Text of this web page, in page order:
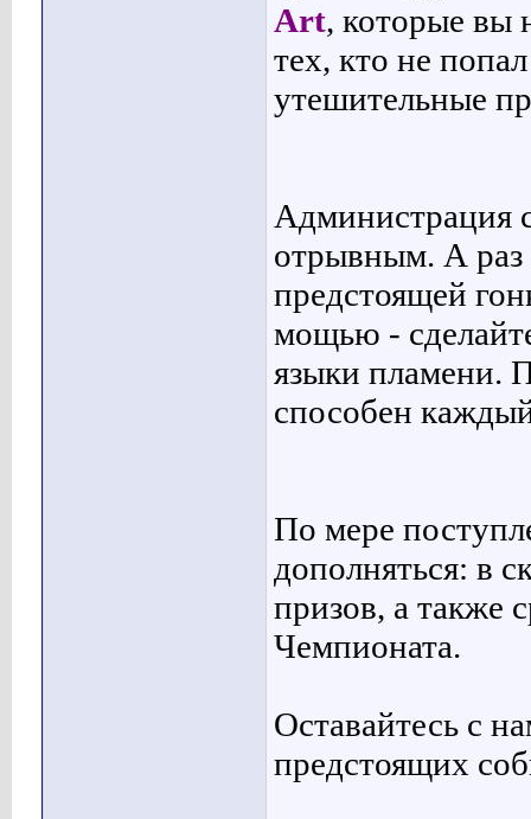
Art, которые вы
тех, кто не
утешительные
Администрация
отрывным. А раз
предстоящей
мощью -
языки пламени.
способен
По мере
дополняться: в
призов, а также
Чемпионата.
Оставайтесь с
предстоящих